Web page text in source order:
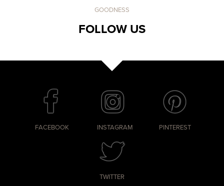
GOODNESS
FOLLOW US
FACEBOOK INSTAGRAM PINTEREST
TWITTER